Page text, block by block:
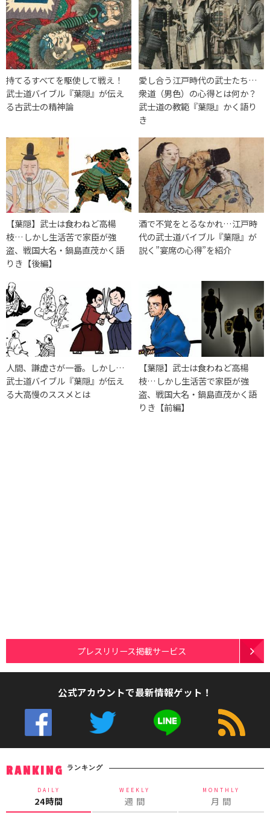
持てるすべてを駆使して戦え！
武士道バイブル『葉隠』が伝え
る古武士の精神論
愛し合う江戸時代の武士たち…
衆道（男色）の心得とは何か？
武士道の教範『葉隠』かく語り
き
【葉隠】武士は食わねど高楊
枝…しかし生活苦で家臣が強
盗、戦国大名・鍋島直茂かく語
りき【後編】
酒で不覚をとるなかれ…江戸時
代の武士道バイブル『葉隠』が
説く”宴席の心得”を紹介
人間、謙虚さが一番。しかし…
武士道バイブル『葉隠』が伝え
る大高慢のススメとは
【葉隠】武士は食わねど高楊
枝…しかし生活苦で家臣が強
盗、戦国大名・鍋島直茂かく語
りき【前編】
プレスリリース掲載サービス
公式アカウントで最新情報ゲット！
RANKING ランキング
DAILY
24時間
WEEKLY
週 間
MONTHLY
月 間